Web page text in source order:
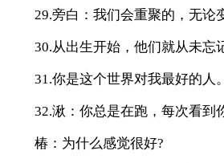
29.旁白：我们会重聚的，无论
30.从出生开始，他们就从未忘
31.你是这个世界对我最好的人。
32.湫：你总是在跑，每次看到
椿：为什么感觉很好?